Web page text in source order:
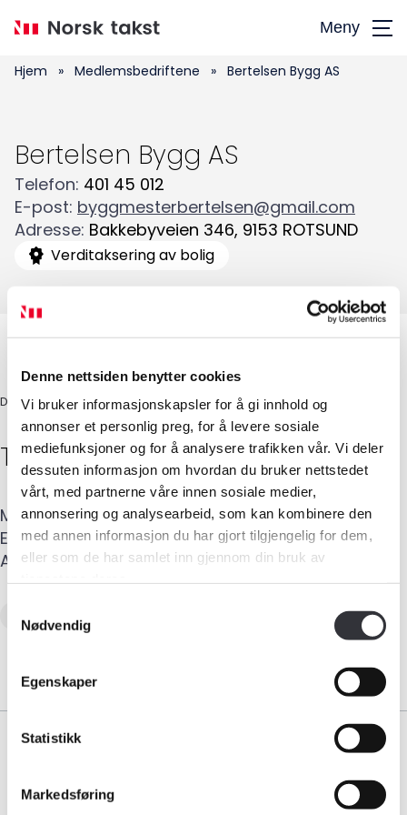
Denne nettsiden benytter cookies
Vi bruker informasjonskapsler for å gi innhold og
annonser et personlig preg, for å levere sosiale
mediefunksjoner og for å analysere trafikken vår. Vi deler
dessuten informasjon om hvordan du bruker nettstedet
vårt, med partnerne våre innen sosiale medier,
annonsering og analysearbeid, som kan kombinere den
med annen informasjon du har gjort tilgjengelig for dem,
eller som de har samlet inn gjennom din bruk av
Nødvendig
Egenskaper
Statistikk
Markedsføring
hovedinnhold
Meny
Søk
etter:
Medlemskap
Kurs og konferanser
Om Norsk takst
Bli medlem
Hjem » Medlemsbedriftene » Bertelsen Bygg AS
Bertelsen Bygg AS
Telefon: 401 45 012
E-post: byggmesterbertelsen@gmail.com
Adresse: Bakkebyveien 346, 9153 ROTSUND
Verditaksering av bolig
DAGLIG LEDER
Tor Egil Bertelsen
Mobil: 401 45 012
E-post: byggmesterbertelsen@gmail.com
Adresse: Bakkebyveien 346, 9153 ROTSUND
Verditaksering av bolig
Bransjeorganisasjonen for landets takstforetak.